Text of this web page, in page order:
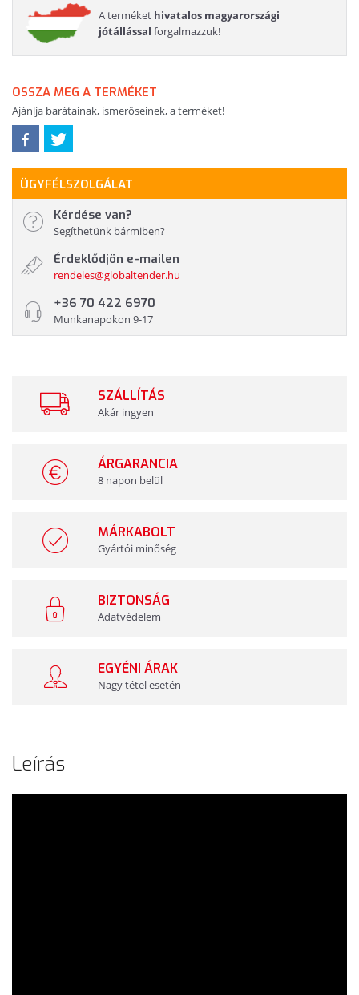
A terméket hivatalos magyarországi
jótállással forgalmazzuk!
OSSZA MEG A TERMÉKET
Ajánlja barátainak, ismerőseinek, a terméket!
ÜGYFÉLSZOLGÁLAT
Kérdése van?
Segíthetünk bármiben?
Érdeklődjön e-mailen
rendeles@globaltender.hu
+36 70 422 6970
Munkanapokon 9-17
SZÁLLÍTÁS
Akár ingyen
ÁRGARANCIA
8 napon belül
MÁRKABOLT
Gyártói minőség
BIZTONSÁG
Adatvédelem
EGYÉNI ÁRAK
Nagy tétel esetén
Leírás